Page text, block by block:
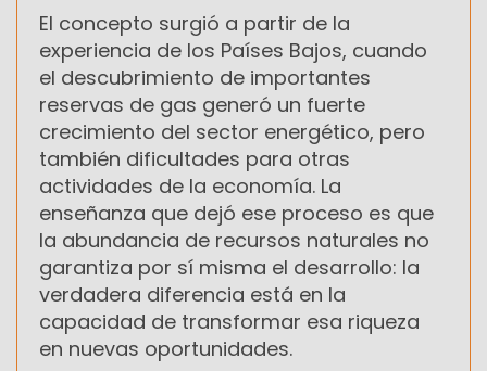
El concepto surgió a partir de la
experiencia de los Países Bajos, cuando
el descubrimiento de importantes
reservas de gas generó un fuerte
crecimiento del sector energético, pero
también dificultades para otras
actividades de la economía. La
enseñanza que dejó ese proceso es que
la abundancia de recursos naturales no
garantiza por sí misma el desarrollo: la
verdadera diferencia está en la
capacidad de transformar esa riqueza
en nuevas oportunidades.